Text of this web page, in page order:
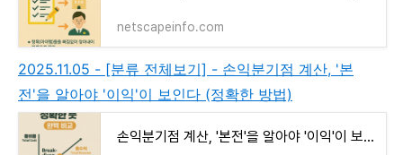
netscapeinfo.com
2025.11.05 - [분류 전체보기] - 손익분기점 계산, '본
전'을 알아야 '이익'이 보인다 (정확한 방법)
손익분기점 계산, '본전'을 알아야 '이익'이 보인다 (정확한 방법)